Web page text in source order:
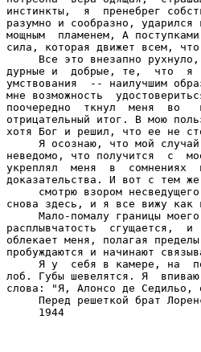
инстинкты,  я  пренебрег
разумно и сообразно,
мощным  пламенем, А
сила, которая движет всем,
Все это внезапно
дурные и  добрые, те,  что  я
умствования  -- наилучшим
мне возможность
поочередно  ткнул  меня  во
отрицательный итог. В мою
хотя Бог и решил, что ее не
Я осознаю, что мой
неведомо, что получится  с
укреплял  меня  в  сомнениях
доказательства. И вот с тем
смотрю взором
снова здесь, и я все вижу как
Мало-помалу границы
расплывчатость  сгущается,
облекает меня, полагая
пробуждаются и начинают
Я у  себя в камере, на
лоб. Губы шевелятся. Я
слова: "Я, Алонсо де Седильо,
Перед решеткой брат
     1944